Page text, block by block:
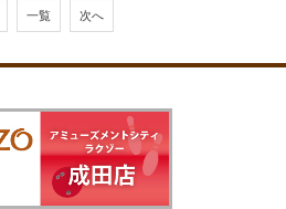
一覧 次へ